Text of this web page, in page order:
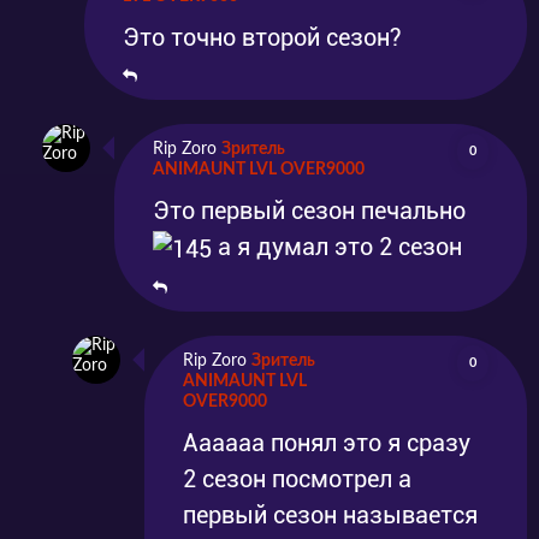
глухой деревне, в которой не происходит
ровным счётом ничего.
И, конечно, в погоне за мечтой стать
именитым человеком в большом городе,
Тота начинает доставать Юкихимэ
деревенского учителя, вырастившего Тоту,
как своего родного сына. Однако, Юкихимэ
не простой человек, он не только учитель в
деревне, но и выдающийся волшебник.
Поэтому Тота раз за разом бросает ему
вызов, в надежде преуспеть. Но внезапно их
мирным денькам пришёл конец. На деревню
Это точно второй сезон?
Rip Zoro Зритель
ANIMAUNT LVL OVER9000
0
Это первый сезон печально
а я думал это 2 сезон
Rip Zoro Зритель
ANIMAUNT LVL
OVER9000
0
Аааааа понял это я сразу
2 сезон посмотрел а
первый сезон называется